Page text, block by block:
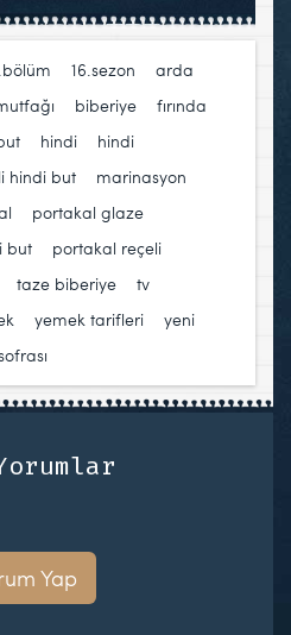
16.sezon
arda
biberiye
fırında
hindi
hindi
hindi but marinasyon
portakal glaze
but
portakal reçeli
taze biberiye
tv
yemek tarifleri
yeni
Yap